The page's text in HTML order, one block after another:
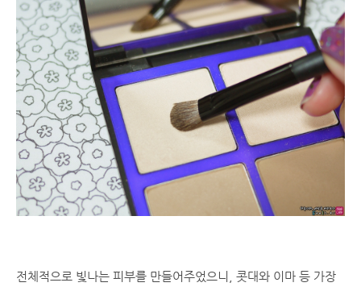
전체적으로 빛나는 피부를 만들어주었으니, 콧대와 이마 등 가장